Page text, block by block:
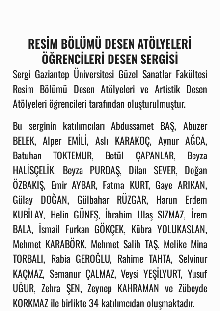
RESİM BÖLÜMÜ DESEN ATÖLYELERİ
ÖĞRENCİLERİ DESEN SERGİSİ
Sergi Gaziantep Üniversitesi Güzel Sanatlar Fakültesi
Resim Bölümü Desen Atölyeleri ve Artistik Desen
Atölyeleri öğrencileri tarafından oluşturulmuştur.
Bu serginin katılımcıları Abdussamet BAŞ, Abuzer
BELEK, Alper EMİLİ, Aslı KARAKOÇ, Aynur AĞCA,
Batuhan TOKTEMUR, Betül ÇAPANLAR, Beyza
HALİSÇELİK, Beyza PURDAŞ, Dilan SEVER, Doğan
ÖZBAKIŞ, Emir AYBAR, Fatma KURT, Gaye ARIKAN,
Gülay DOĞAN, Gülbahar RÜZGAR, Harun Erdem
KUBİLAY, Helin GÜNEŞ, İbrahim Ulaş SIZMAZ, İrem
BALA, İsmail Furkan GÖKÇEK, Kübra YOLUKASLAN,
Mehmet KARABÖRK, Mehmet Salih TAŞ, Melike Mina
TORBALI, Rabia GEROĞLU, Rahime TAHTA, Selvinur
KAÇMAZ, Semanur ÇALMAZ, Veysi YEŞİLYURT, Yusuf
UĞUR, Zehra ŞEN, Zeynep KAHRAMAN ve Zübeyde
KORKMAZ ile birlikte 34 katılımcıdan oluşmaktadır.